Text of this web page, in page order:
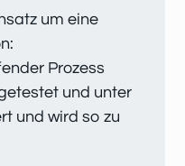
um eine
Prozess
und unter
und wird so zu